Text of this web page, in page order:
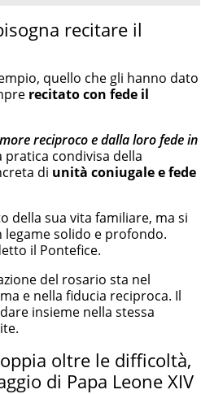
recitare il
quello che gli hanno dato
recitato con fede il
reciproco e dalla loro fede in
pratica condivisa della
di unità coniugale efede
della sua vita familiare, ma si
solido e profondo.
il Pontefice.
del rosario sta nel
e nella fiducia reciproca. Il
insieme nella stessa
oltre le difficoltà,
di Papa Leone XIV